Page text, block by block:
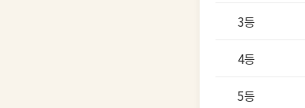
3등
4등
5등